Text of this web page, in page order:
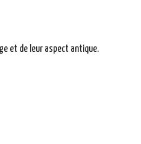
et de leur aspect antique.